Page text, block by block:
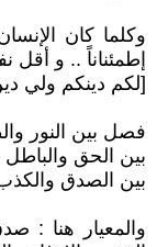
وكلما كان
إطمئناناً .. و أقل
[لكم دينكم ولي
فصل بين النور
بين الحق والباطل
بين الصدق
والمعيار هنا :